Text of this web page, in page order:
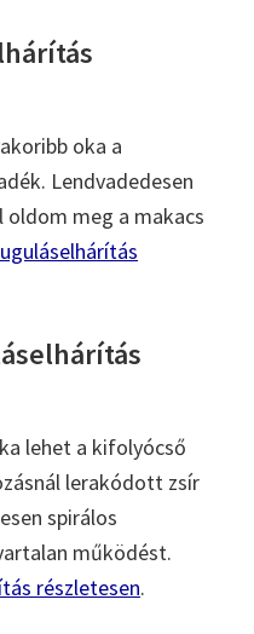
oka a
Lendvadedesen
oldom meg a makacs
lehet a kifolyócső
lerakódott zsír
spirálos
működést.
részletesen.